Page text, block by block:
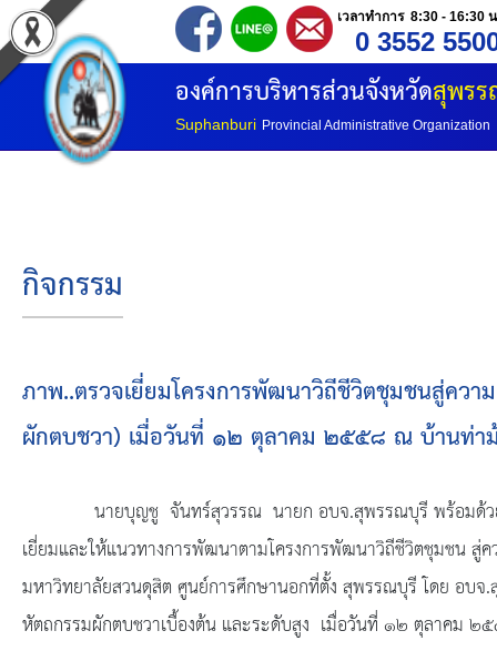
เวลาทำการ 8:30 - 16:30
0 3552
องค์การบริหารส่วนจังหวัดสุพร
Suphanburi Provincial Administrative Organization
หน้าแรก
ประวัติ อบจ
โครงสร้างองค์กร
โครงสร้างการแบ่งส่วนราชการ
วิสัยทัศน์
ยุทธศาสตร์การพัฒนา
ประวัตินายก
รายการ อบจ.สัมพันธ์
กิจกรรม
ภาพ..ตรวจเยี่ยมโครงการพัฒนาวิถีชีวิตชุมชนสู่คว
ผักตบชวา) เมื่อวันที่ ๑๒ ตุลาคม ๒๕๕๘ ณ บ้านท่า
นายบุญชู จันทร์สุวรรณ นายก อบจ.สุพรรณบุรี พร้อมด้วย หั
เยี่ยมและให้แนวทางการพัฒนาตามโครงการพัฒนาวิถีชีวิตชุมชน สู่
มหาวิทยาลัยสวนดุสิต ศูนย์การศึกษานอกที่ตั้ง สุพรรณบุรี โดย อ
หัตถกรรมผักตบชวาเบื้องต้น และระดับสูง เมื่อวันที่ ๑๒ ตุลาคม